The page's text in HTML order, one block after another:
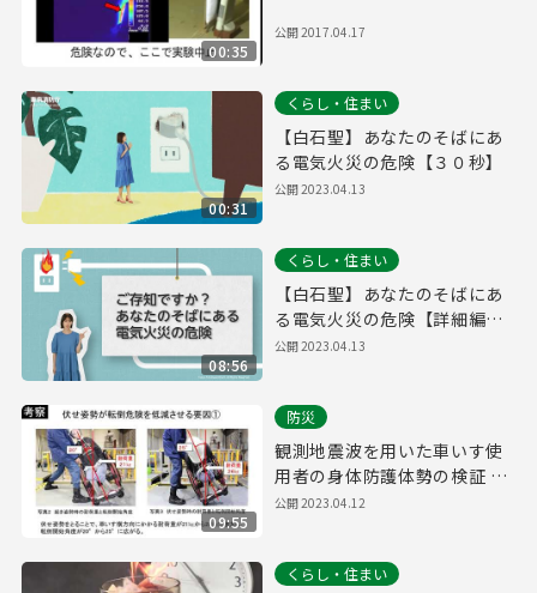
00:35
公開2017.04.17
00:31
くらし・住まい
【白石聖】あなたのそばにあ
る電気火災の危険【３０秒】
公開2023.04.13
08:56
くらし・住まい
【白石聖】あなたのそばにあ
る電気火災の危険【詳細編９
分】
公開2023.04.13
09:55
防災
観測地震波を用いた車いす使
用者の身体防護体勢の検証 消
防技術課
公開2023.04.12
くらし・住まい